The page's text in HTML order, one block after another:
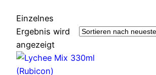
Einzelnes
Ergebnis wird
angezeigt